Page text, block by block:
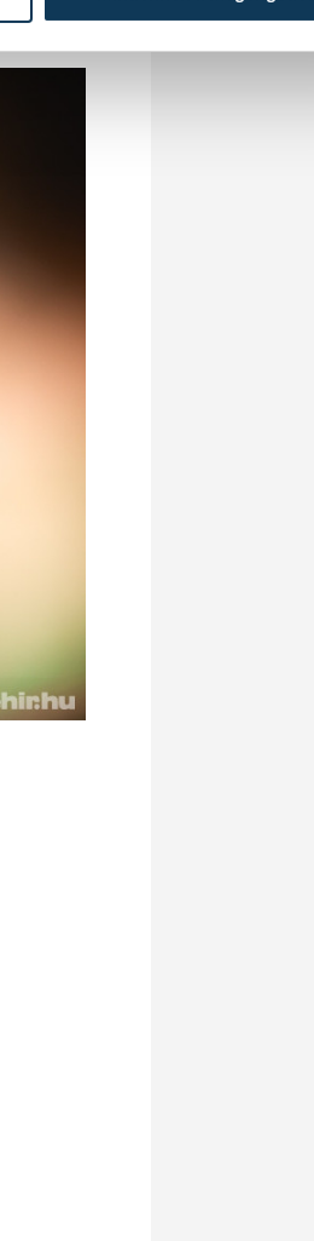
elemzők a